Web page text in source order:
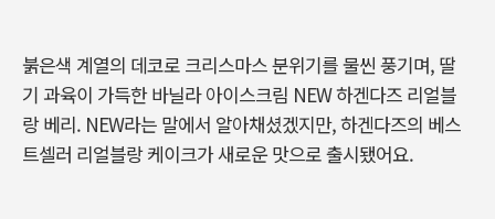
붉은색 계열의 데코로 크리스마스 분위기를 물씬 풍기며, 딸
기 과육이 가득한 바닐라 아이스크림 NEW 하겐다즈 리얼블
랑 베리. NEW라는 말에서 알아채셨겠지만, 하겐다즈의 베스
트셀러 리얼블랑 케이크가 새로운 맛으로 출시됐어요.